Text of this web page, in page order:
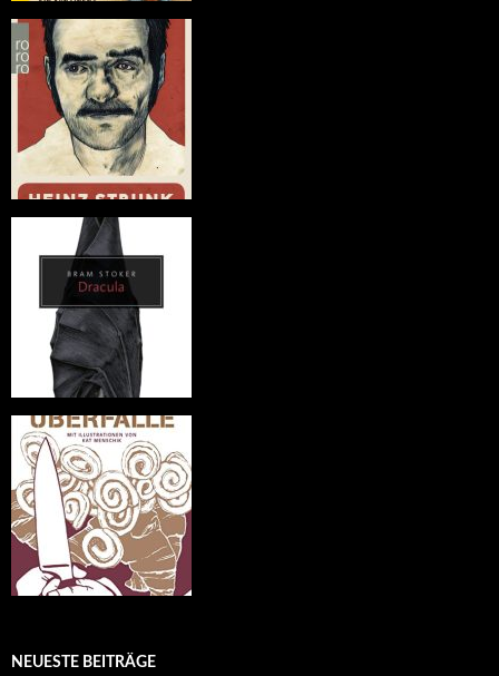
NEUESTE BEITRÄGE